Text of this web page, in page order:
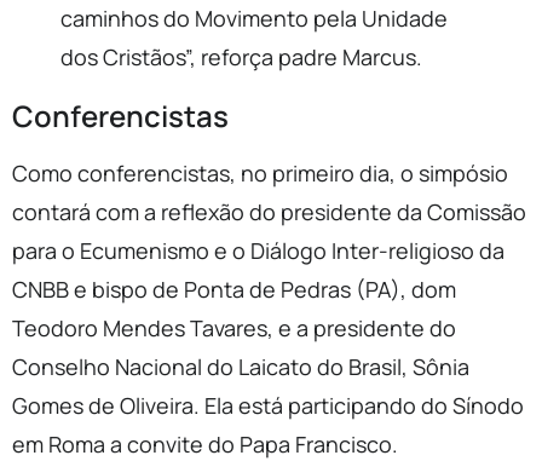
caminhos do Movimento pela Unidade
dos Cristãos”, reforça padre Marcus.
Conferencistas
Como conferencistas, no primeiro dia, o simpósio
contará com a reflexão do presidente da Comissão
para o Ecumenismo e o Diálogo Inter-religioso da
CNBB e bispo de Ponta de Pedras (PA), dom
Teodoro Mendes Tavares, e a presidente do
Conselho Nacional do Laicato do Brasil, Sônia
Gomes de Oliveira. Ela está participando do Sínodo
em Roma a convite do Papa Francisco.